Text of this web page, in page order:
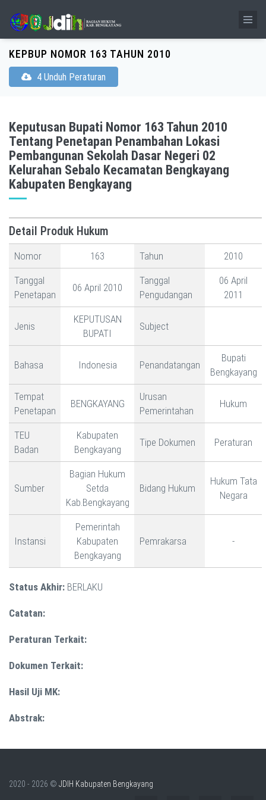
KEPBUP NOMOR 163 TAHUN 2010
4 Unduh Peraturan
Keputusan Bupati Nomor 163 Tahun 2010
Tentang Penetapan Penambahan Lokasi
Pembangunan Sekolah Dasar Negeri 02
Kelurahan Sebalo Kecamatan Bengkayang
Kabupaten Bengkayang
Detail Produk Hukum
Nomor 163 Tahun 2010
Tanggal
Penetapan
06 April 2010
Tanggal
Pengudangan
06 April
2011
Jenis
KEPUTUSAN
BUPATI
Subject
Bahasa Indonesia Penandatangan
Bupati
Bengkayang
Tempat
Penetapan
BENGKAYANG
Urusan
Pemerintahan
Hukum
TEU
Badan
Kabupaten
Bengkayang
Tipe Dokumen Peraturan
Sumber
Bagian Hukum
Setda
Kab.Bengkayang
Bidang Hukum
Hukum Tata
Negara
Instansi
Pemerintah
Kabupaten
Bengkayang
Pemrakarsa -
Status Akhir: BERLAKU
Catatan:
Peraturan Terkait:
Dokumen Terkait:
Hasil Uji MK:
Abstrak:
2020 - 2026 © JDIH Kabupaten Bengkayang